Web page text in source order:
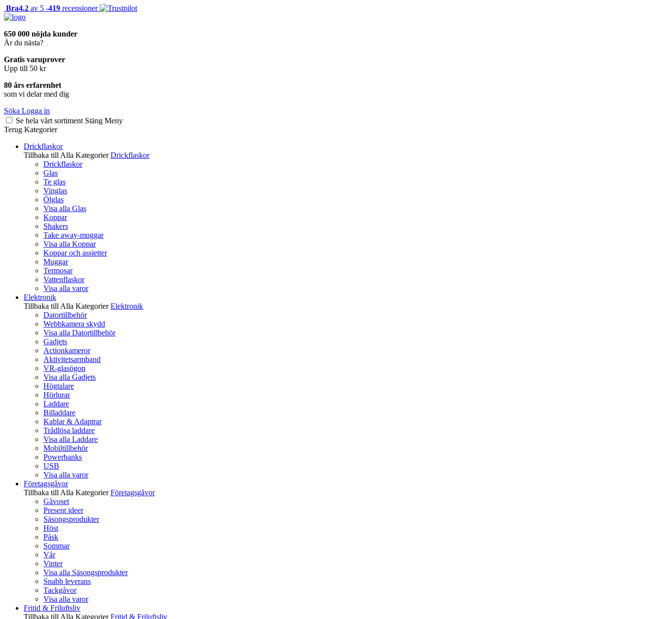
Bra4.2 av 5 -419 recensioner
650 000 nöjda kunder
Är du nästa?
Gratis varuprover
Upp till 50 kr
80 års erfarenhet
som vi delar med dig
Söka Logga in
Se hela vårt sortiment Stäng Meny
Terug Kategorier
Drickflaskor
Tillbaka till Alla Kategorier Drickflaskor
Drickflaskor
Glas
Te glas
Vinglas
Ölglas
Visa alla Glas
Koppar
Shakers
Take away-muggar
Visa alla Koppar
Koppar och assietter
Muggar
Termosar
Vattenflaskor
Visa alla varor
Elektronik
Tillbaka till Alla Kategorier Elektronik
Datortillbehör
Webbkamera skydd
Visa alla Datortillbehör
Gadjets
Actionkameror
Aktivitetsarmband
VR-glasögon
Visa alla Gadjets
Högtalare
Hörlurar
Laddare
Billaddare
Kablar & Adaptrar
Trådlösa laddare
Visa alla Laddare
Mobiltillbehör
Powerbanks
USB
Visa alla varor
Företagsgåvor
Tillbaka till Alla Kategorier Företagsgåvor
Gåvoset
Present ideer
Säsongsprodukter
Höst
Påsk
Sommar
Vår
Vinter
Visa alla Säsongsprodukter
Snabb leverans
Tackgåvor
Visa alla varor
Fritid & Friluftsliv
Tillbaka till Alla Kategorier Fritid & Friluftsliv